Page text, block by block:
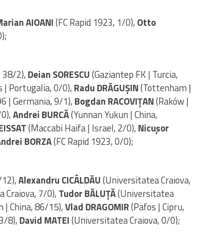
AIOANI(FC Rapid 1923, 1/0), Otto
38/2), Deian SORESCU(Gaziantep FK | Turcia,
| Portugalia, 0/0), Radu DRĂGUȘIN(Tottenham |
| Germania, 9/1), Bogdan RACOVIȚAN(Raków |
Andrei BURCĂ(Yunnan Yukun | China,
(Maccabi Haifa | Israel, 2/0), Nicușor
BORZA(FC Rapid 1923, 0/0);
Alexandru CICÂLDĂU(Universitatea Craiova,
Craiova, 7/0), Tudor BĂLUȚĂ(Universitatea
| China, 86/15),Vlad DRAGOMIR(Pafos | Cipru,
8), David MATEI(Universitatea Craiova, 0/0);